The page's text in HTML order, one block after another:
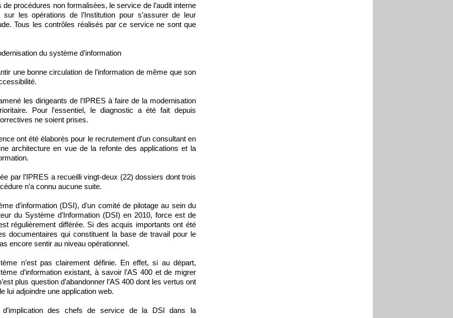
procédures non formalisées, le service de l’audit interne
les opérations de l’Institution pour s’assurer de leur
Tous les contrôles réalisés par ce service ne sont que
du système d’information
une bonne circulation de l’information de même que son
les dirigeants de l’IPRES à faire de la modernisation
Pour l’essentiel, le diagnostic a été fait depuis
ne soient prises.
ont été élaborés pour le recrutement d’un consultant en
architecture en vue de la refonte des applications et la
par l’IPRES a recueilli vingt-deux (22) dossiers dont trois
n’a connu aucune suite.
d’information (DSI), d’un comité de pilotage au sein du
du Système d’Information (DSI) en 2010, force est de
régulièrement différée. Si des acquis importants ont été
documentaires qui constituent la base de travail pour le
encore sentir au niveau opérationnel.
n’est pas clairement définie. En effet, si au départ,
d’information existant, à savoir l’AS 400 et de migrer
plus question d’abandonner l’AS 400 dont les vertus ont
lui adjoindre une application web.
des chefs de service de la DSI dans la